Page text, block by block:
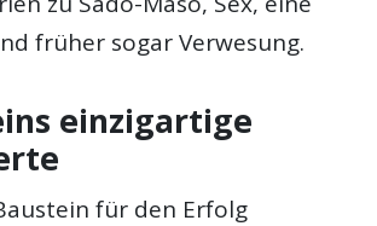
früher sogar Verwesung.
einzigartige
für den Erfolg